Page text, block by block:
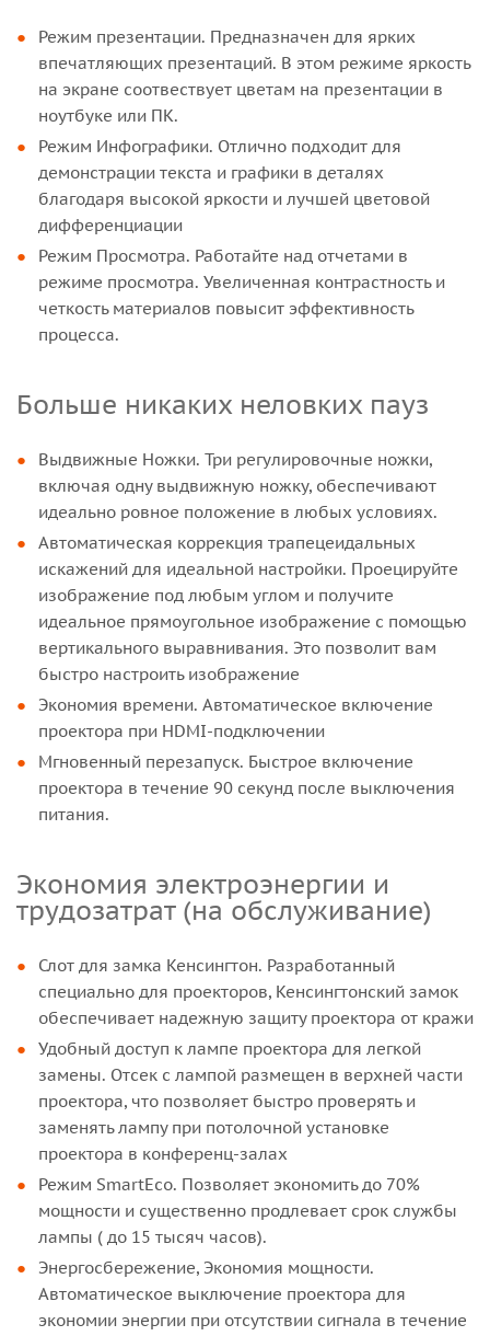
Режим презентации. Предназначен для ярких
впечатляющих презентаций. В этом режиме яркость
на экране соотвествует цветам на презентации в
ноутбуке или ПК.
Режим Инфографики. Отлично подходит для
демонстрации текста и графики в деталях
благодаря высокой яркости и лучшей цветовой
дифференциации
Режим Просмотра. Работайте над отчетами в
режиме просмотра. Увеличенная контрастность и
четкость материалов повысит эффективность
процесса.
Больше никаких неловких пауз
Выдвижные Ножки. Три регулировочные ножки,
включая одну выдвижную ножку, обеспечивают
идеально ровное положение в любых условиях.
Автоматическая коррекция трапецеидальных
искажений для идеальной настройки. Проецируйте
изображение под любым углом и получите
идеальное прямоугольное изображение с помощью
вертикального выравнивания. Это позволит вам
быстро настроить изображение
Экономия времени. Автоматическое включение
проектора при HDMI-подключении
Мгновенный перезапуск. Быстрое включение
проектора в течение 90 секунд после выключения
питания.
Экономия электроэнергии и
трудозатрат (на обслуживание)
Слот для замка Кенсингтон. Разработанный
специально для проекторов, Кенсингтонский замок
обеспечивает надежную защиту проектора от кражи
Удобный доступ к лампе проектора для легкой
замены. Отсек с лампой размещен в верхней части
проектора, что позволяет быстро проверять и
заменять лампу при потолочной установке
проектора в конференц-залах
Режим SmartEco. Позволяет экономить до 70%
мощности и существенно продлевает срок службы
лампы ( до 15 тысяч часов).
Энергосбережение, Экономия мощности.
Автоматическое выключение проектора для
экономии энергии при отсутствии сигнала в течение